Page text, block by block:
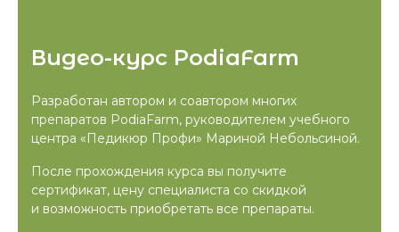
Видео-курс PodiaFarm
Разработан автором и соавтором многих
препаратов PodiaFarm, руководителем учебного
центра «Педикюр Профи» Мариной Небольсиной.
После прохождения курса вы получите
сертификат, цену специалиста со скидкой
и возможность приобретать все препараты.